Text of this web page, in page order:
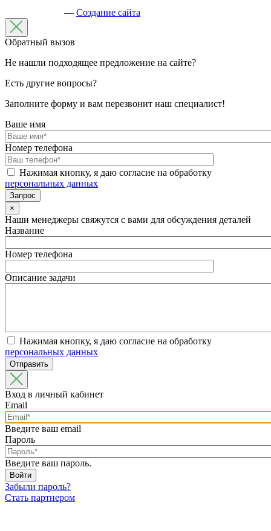
— Создание сайта
Обратный вызов
Не нашли подходящее предложение на сайте?
Есть другие вопросы?
Заполните форму и вам перезвонит наш специалист!
Ваше имя
Номер телефона
Нажимая кнопку, я даю согласие на обработку
персональных данных
×
Наши менеджеры свяжутся с вами для обсуждения деталей
Название
Номер телефона
Описание задачи
Нажимая кнопку, я даю согласие на обработку
персональных данных
Вход в личный кабинет
Email
Введите ваш email
Пароль
Введите ваш пароль.
Забыли пароль?
Стать партнером